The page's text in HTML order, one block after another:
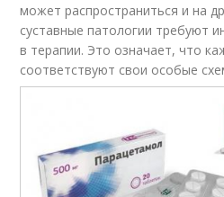
может распространиться и на
суставные патологии требуют
в терапии. Это означает, что
соответствуют свои особые